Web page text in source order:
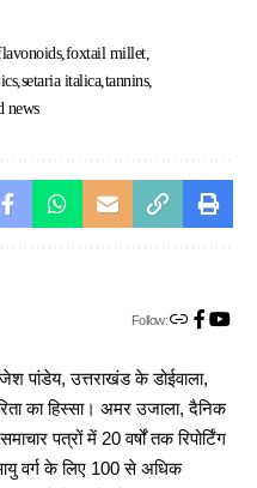
foxtail millet
setaria italica tannins
news
Follow:
पांडेय, उत्तराखंड के डोईवाला,
का हिस्सा। अमर उजाला, दैनिक
पत्रों में 20 वर्षों तक रिपोर्टिंग
वर्ग के लिए 100 से अधिक